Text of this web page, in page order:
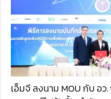
เอ็มจี ลงนาม MOU กับ อ